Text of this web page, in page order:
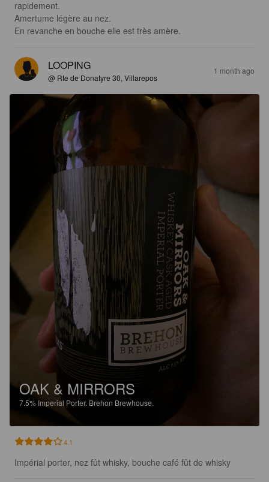
rapidement.
Amertume légère au nez.
En revanche en bouche elle est très amère.
LOOPING
@ Rte de Donatyre 30, Villarepos
1 month ago
OAK & MIRRORS
7.5% Imperial Porter. Brehon Brewhouse.
4.1
Impérial porter, nez fût whisky, bouche café fût de whisky